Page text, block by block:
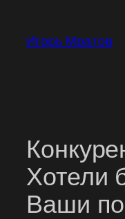
содержимому
Игорь Мратов
Хотели
Ваши